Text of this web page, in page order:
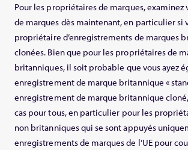
Pour les propriétaires de marques,
de marques dès maintenant, en particulier si
propriétaire d’enregistrements de marques
clonées. Bien que pour les propriétaires de
britanniques, il soit probable que vous ayez
enregistrement de marque britannique «
enregistrement de marque britannique cloné,
cas pour tous, en particulier pour les
non britanniques qui se sont appuyés
enregistrements de marques de l’UE pour